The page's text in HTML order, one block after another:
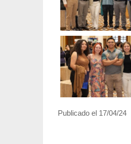
Publicado el 17/04/24